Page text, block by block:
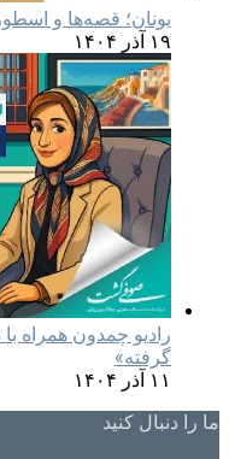
یونان؛ قصه‌ها و
۱۹ آذر ۱۴۰۴
رادیو چمدون همراه
گرفته»
۱۱ آذر ۱۴۰۴
ما را دنبال کنید